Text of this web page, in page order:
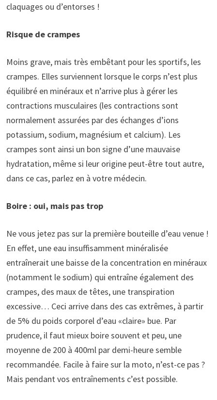
claquages ou d’entorses !
Risque de crampes
Moins grave, mais très embêtant pour les sportifs, les
crampes. Elles surviennent lorsque le corps n’est plus
équilibré en minéraux et n’arrive plus à gérer les
contractions musculaires (les contractions sont
normalement assurées par des échanges d’ions
potassium, sodium, magnésium et calcium). Les
crampes sont ainsi un bon signe d’une mauvaise
hydratation, même si leur origine peut-être tout autre,
dans ce cas, parlez en à votre médecin.
Boire : oui, mais pas trop
Ne vous jetez pas sur la première bouteille d’eau venue !
En effet, une eau insuffisamment minéralisée
entraînerait une baisse de la concentration en minéraux
(notamment le sodium) qui entraîne également des
crampes, des maux de têtes, une transpiration
excessive… Ceci arrive dans des cas extrêmes, à partir
de 5% du poids corporel d’eau «claire» bue. Par
prudence, il faut mieux boire souvent et peu, une
moyenne de 200 à 400ml par demi-heure semble
recommandée. Facile à faire sur la moto, n’est-ce pas ?
Mais pendant vos entraînements c’est possible.